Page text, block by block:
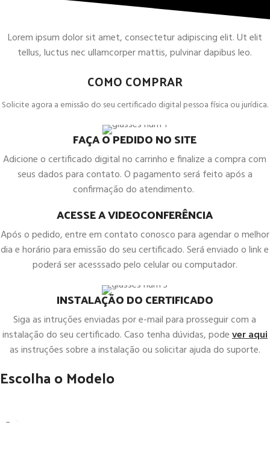
Lorem ipsum dolor sit amet, consectetur adipiscing elit. Ut elit
tellus, luctus nec ullamcorper mattis, pulvinar dapibus leo.
COMO COMPRAR
Solicite agora a emissão do seu certificado digital pessoa física ou jurídica.
FAÇA O PEDIDO NO SITE
Adicione o certificado digital no carrinho e finalize a compra com
seus dados para contato. O pagamento será feito após a
confirmação do atendimento.
ACESSE A VIDEOCONFERÊNCIA
Após o pedido, entre em contato conosco para agendar o melhor
dia e horário para emissão do seu certificado. Será enviado o link e
poderá ser acesssado pelo celular ou computador.
INSTALAÇÃO DO CERTIFICADO
Siga as intruções enviadas por e-mail para prosseguir com a
instalação do seu certificado. Caso tenha dúvidas, podever aqui
as instruções sobre a instalação ou solicitar ajuda do suporte.
Escolha o Modelo